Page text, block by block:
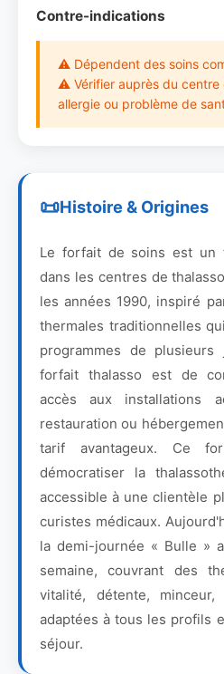
Contre-indications
⚠ Dépendent des soins
⚠ Vérifier auprès du centre
allergie ou problème de
Histoire & Origines
Le forfait de soins est un
dans les centres de
les années 1990, inspiré
thermales traditionnelles
programmes de plusieurs
forfait thalasso est de
accès aux installations
restauration ou
tarif avantageux. Ce
démocratiser la
accessible à une clientèle
curistes médicaux.
la demi-journée « Bulle »
semaine, couvrant des
vitalité, détente,
adaptées à tous les profils
séjour.